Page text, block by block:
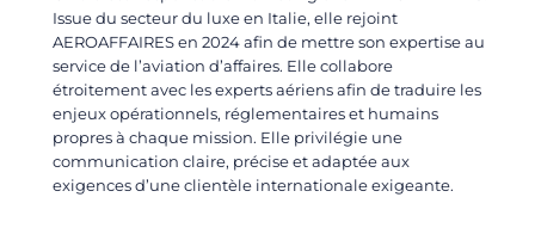
Issue du secteur du luxe en Italie, elle rejoint
AEROAFFAIRES en 2024 afin de mettre son expertise au
service de l’aviation d’affaires. Elle collabore
étroitement avec les experts aériens afin de traduire les
enjeux opérationnels, réglementaires et humains
propres à chaque mission. Elle privilégie une
communication claire, précise et adaptée aux
exigences d’une clientèle internationale exigeante.